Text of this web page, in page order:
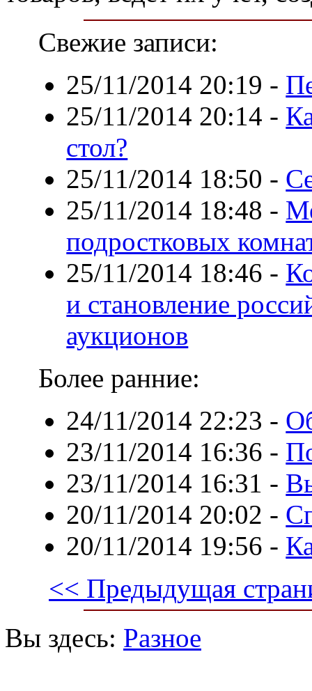
Свежие записи:
25/11/2014 20:19 -
25/11/2014 20:14 -
стол?
25/11/2014 18:50 -
25/11/2014 18:48 -
подростковых
25/11/2014 18:46 -
и становление
аукционов
Более ранние:
24/11/2014 22:23 -
23/11/2014 16:36 -
23/11/2014 16:31 -
20/11/2014 20:02 -
20/11/2014 19:56 -
<< Предыдущая
Вы здесь: Разное